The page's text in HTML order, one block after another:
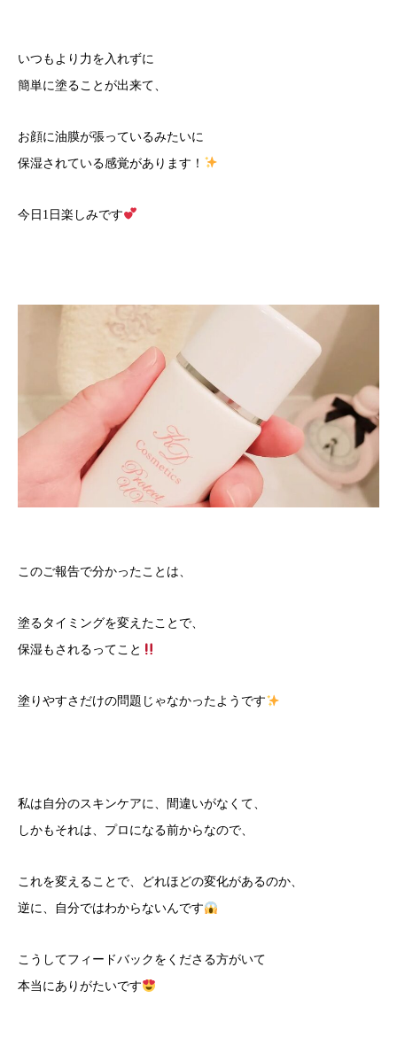
いつもより力を入れずに
簡単に塗ることが出来て、
お顔に油膜が張っているみたいに
保湿されている感覚があります！
今日1日楽しみです
このご報告で分かったことは、
塗るタイミングを変えたことで、
保湿もされるってこと
塗りやすさだけの問題じゃなかったようです
私は自分のスキンケアに、間違いがなくて、
しかもそれは、プロになる前からなので、
これを変えることで、どれほどの変化があるのか、
逆に、自分ではわからないんです
こうしてフィードバックをくださる方がいて
本当にありがたいです